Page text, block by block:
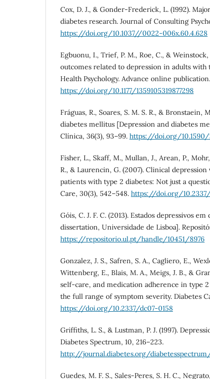
Cox, D. J., & Gonder-Frederick, L. (1992).
diabetes research. Journal of Consulting
https://doi.org/10.1037//0022-006x.60.4.628
Egbuonu, I., Trief, P. M., Roe, C., & Weinstock,
outcomes related to depression in adults with
Health Psychology. Advance online publication.
https://doi.org/10.1177/1359105319877298
Fráguas, R., Soares, S. M. S. R., & Bronstaein,
diabetes mellitus [Depression and diabetes
Clínica, 36(3), 93–99. https://doi.org/10.1590/
Fisher, L., Skaff, M., Mullan, J., Arean, P.,
R., & Laurencin, G. (2007). Clinical depression
patients with type 2 diabetes: Not just a
Care, 30(3), 542–548. https://doi.org/10.2337/
Góis, C. J. F. C. (2013). Estados depressivos
dissertation, Universidade de Lisboa].
https://repositorio.ul.pt/handle/10451/8976
Gonzalez, J. S., Safren, S. A., Cagliero, E.,
Wittenberg, E., Blais, M. A., Meigs, J. B., &
self-care, and medication adherence in type 2
the full range of symptom severity. Diabetes
https://doi.org/10.2337/dc07-0158
Griffiths, L. S., & Lustman, P. J. (1997).
Diabetes Spectrum, 10, 216–223.
http://journal.diabetes.org/
Guedes, M. F. S., Sales-Peres, S. H. C.,